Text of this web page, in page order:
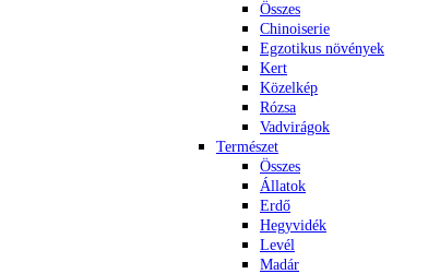
Összes
Chinoiserie
Egzotikus növények
Kert
Közelkép
Rózsa
Vadvirágok
Természet
Összes
Állatok
Erdő
Hegyvidék
Levél
Madár